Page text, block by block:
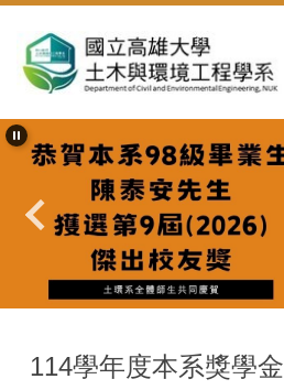
到
主
內
容
首頁 獎學金公告
114學年度本系獎學